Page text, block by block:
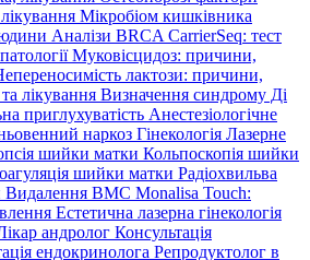
Мікробіом кишківника
Аналізи BRCA CarrierSeq: тест
Муковісцидоз: причини,
лактози: причини,
лікування Визначення синдрому Ді
приглухуватість Анестезіологічне
наркоз Гінекологія Лазерне
шийки матки Кольпоскопія шийки
шийки матки Радіохвильва
Видалення ВМС Monalisa Touch:
Естетична лазерна гінекологія
андролог Консультація
ендокринолога Репродуктолог в